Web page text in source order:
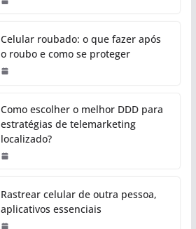
Celular roubado: o que fazer após
o roubo e como se proteger
Como escolher o melhor DDD para
estratégias de telemarketing
localizado?
Rastrear celular de outra pessoa,
aplicativos essenciais